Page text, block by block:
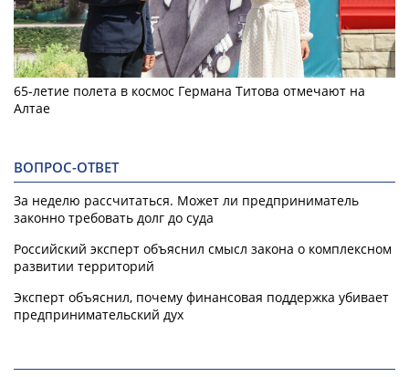
65-летие полета в космос Германа Титова отмечают на
Алтае
ВОПРОС-ОТВЕТ
За неделю рассчитаться. Может ли предприниматель
законно требовать долг до суда
Российский эксперт объяснил смысл закона о комплексном
развитии территорий
Эксперт объяснил, почему финансовая поддержка убивает
предпринимательский дух